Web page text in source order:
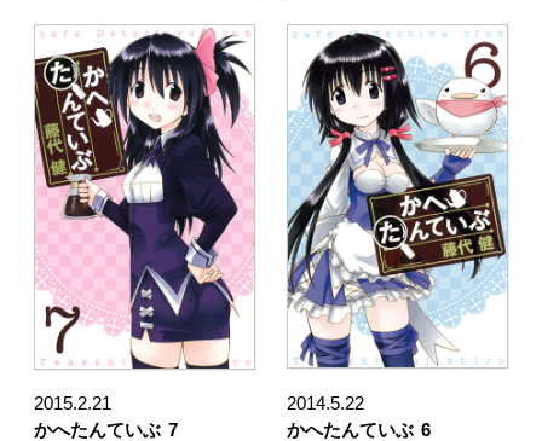
2015.2.21
かへたんていぶ 7
2014.5.22
かへたんていぶ 6